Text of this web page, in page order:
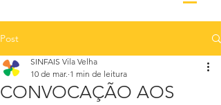
Post
CONVOCAÇÃO AOS
SINFAIS Vila Velha
10 de mar. 1 min de leitura